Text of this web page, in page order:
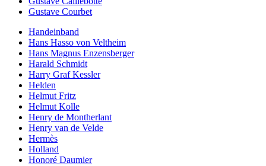
Gustave Courbet
Handeinband
Hans Hasso von Veltheim
Hans Magnus Enzensberger
Harald Schmidt
Harry Graf Kessler
Helden
Helmut Fritz
Helmut Kolle
Henry de Montherlant
Henry van de Velde
Hermès
Holland
Honoré Daumier